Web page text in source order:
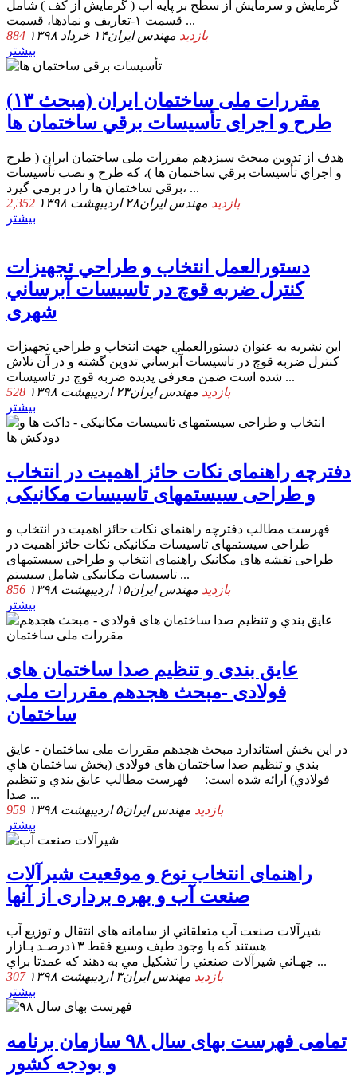
گرمایش و سرمایش از سطح بر پایه آب ( گرمایش از کف ) شامل
قسمت ۱-تعاریف و نمادها، قسمت ...
884 بازدید مهندس ایران۱۴ خرداد ۱۳۹۸
بیشتر
ﻣﻘﺮرات ملی ﺳﺎﺧﺘﻤﺎن اﻳﺮان (ﻣﺒﺤﺚ ۱۳)
ﻃﺮح و اﺟﺮای ﺗﺄﺳﻴﺴﺎت ﺑﺮﻗﻲ ﺳﺎﺧﺘﻤﺎن ﻫﺎ
ﻫﺪف از ﺗﺪوﻳﻦ مبحث سیزدهم ﻣﻘﺮرات ملی ﺳﺎﺧﺘﻤﺎن اﻳﺮان ( ﻃﺮح
و اﺟﺮاي ﺗﺄﺳﻴﺴﺎت ﺑﺮﻗﻲ ﺳﺎﺧﺘﻤﺎن ﻫﺎ )، ﻛﻪ ﻃﺮح و ﻧﺼﺐ ﺗﺄﺳﻴﺴﺎت
ﺑﺮﻗﻲ ﺳﺎﺧﺘﻤﺎن ﻫﺎ را در ﺑﺮﻣﻲ ﮔﻴﺮد، ...
2,352 بازدید مهندس ایران۲۸ اردیبهشت ۱۳۹۸
بیشتر
دﺳﺘﻮراﻟﻌﻤﻞ اﻧﺘﺨﺎب و ﻃﺮاﺣﻲ ﺗﺠﻬﻴﺰات
ﻛﻨﺘﺮل ﺿﺮﺑﻪ ﻗﻮچ در ﺗﺎﺳﻴﺴﺎت آﺑﺮﺳﺎﻧﻲ
ﺷﻬﺮی
اﻳﻦ ﻧﺸﺮﻳﻪ ﺑﻪ ﻋﻨﻮان دﺳﺘﻮراﻟﻌﻤﻠﻲ ﺟﻬﺖ اﻧﺘﺨﺎب و ﻃﺮاﺣﻲ ﺗﺠﻬﻴﺰات
ﻛﻨﺘﺮل ﺿﺮﺑﻪ ﻗﻮچ در ﺗﺎﺳﻴﺴﺎت آﺑﺮﺳﺎﻧﻲ ﺗﺪوﻳﻦ ﮔﺸﺘﻪ و در آن ﺗﻼش
ﺷﺪه اﺳﺖ ﺿﻤﻦ ﻣﻌﺮﻓﻲ ﭘﺪﻳﺪه ﺿﺮﺑﻪ ﻗﻮچ در ﺗﺎﺳﻴﺴﺎت ...
528 بازدید مهندس ایران۲۳ اردیبهشت ۱۳۹۸
بیشتر
دفترچه راهنمای نکات حائز اهمیت در انتخاب
و طراحی سیستمهای تاسیسات مکانیکی
فهرست مطالب دفترچه راهنمای نکات حائز اهمیت در انتخاب و
طراحی سیستمهای تاسیسات مکانیکی نکات حائز اهمیت در
طراحی نقشه های مکانیک راهنمای انتخاب و طراحی سیستمهای
تاسیسات مکانیکی شامل سیستم ...
856 بازدید مهندس ایران۱۵ اردیبهشت ۱۳۹۸
بیشتر
ﻋﺎﻳﻖ ﺑﻨﺪی و ﺗﻨﻈﻴﻢ ﺻﺪا ساختمان های
فولادی -مبحث هجدهم ﻣﻘﺮرات ملی
ﺳﺎﺧﺘﻤﺎن
در این بخش استاندارد مبحث هجدهم ﻣﻘﺮرات ملی ﺳﺎﺧﺘﻤﺎن - ﻋﺎﻳﻖ
ﺑﻨﺪي و ﺗﻨﻈﻴﻢ ﺻﺪا ساختمان های فولادی (ﺑﺨﺶ ﺳﺎﺧﺘﻤﺎن ﻫﺎي
ﻓﻮﻻدي) ارائه شده است: ﻓﻬﺮﺳﺖ ﻣﻄﺎﻟﺐ ﻋﺎﻳﻖ ﺑﻨﺪي و ﺗﻨﻈﻴﻢ
ﺻﺪا ...
959 بازدید مهندس ایران۵ اردیبهشت ۱۳۹۸
بیشتر
راﻫﻨﻤﺎی اﻧﺘﺨﺎب ﻧﻮع و ﻣﻮﻗﻌﯿﺖ ﺷﯿﺮآﻻت
ﺻﻨﻌﺖ آب و ﺑﻬﺮه ﺑﺮداری از آﻧﻬﺎ
ﺷﻴﺮآﻻت ﺻﻨﻌﺖ آب ﻣﺘﻌﻠﻘﺎﺗﻲ از ﺳﺎﻣﺎﻧﻪ های انتقال و توزیع آب
هستند که با وجود طیف وسیع فقط ۱۳درﺻـﺪ ﺑـﺎزار
ﺟﻬـﺎﻧﻲ ﺷﻴﺮآﻻت ﺻﻨﻌﺘﻲ را ﺗﺸﻜﻴﻞ ﻣﻲ ﺑﻪ دﻫﻨﺪ ﻛﻪ ﻋﻤﺪﺗﺎ ﺑﺮاي ...
307 بازدید مهندس ایران۳ اردیبهشت ۱۳۹۸
بیشتر
تمامی فهرست بهای سال ۹۸ سازمان برنامه
و بودجه کشور